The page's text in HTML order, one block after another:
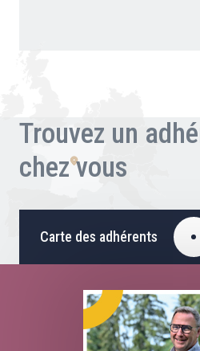
Trouvez un
chez vous
Carte des adhérents